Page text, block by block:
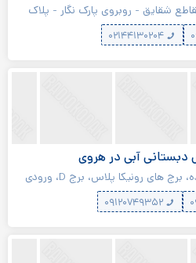
شقایق - روبروی پارک نگار - پلاک
۴۶۸
۰۲۱۴۴۱۳۰۲۰۴
آبی در هروی
هروی، حسین آباد، خیابان مژده، برج های رونیکا پلاس، برج D، ورودی
D3
۰۹۱۲۰۷۴۹۳۵۲